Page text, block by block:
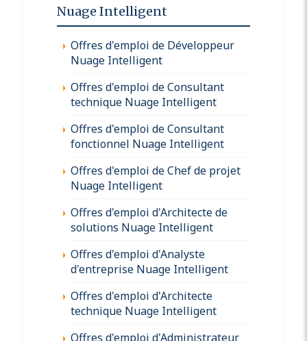
Nuage Intelligent
Offres d'emploi de Développeur
Nuage Intelligent
Offres d'emploi de Consultant
technique Nuage Intelligent
Offres d'emploi de Consultant
fonctionnel Nuage Intelligent
Offres d'emploi de Chef de projet
Nuage Intelligent
Offres d'emploi d'Architecte de
solutions Nuage Intelligent
Offres d'emploi d'Analyste
d'entreprise Nuage Intelligent
Offres d'emploi d'Architecte
technique Nuage Intelligent
Offres d'emploi d'Administrateur